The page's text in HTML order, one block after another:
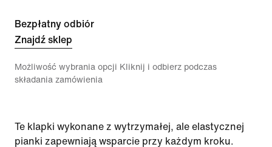
Bezpłatny odbiór
Znajdź sklep
Możliwość wybrania opcji Kliknij i odbierz podczas
składania zamówienia
Te klapki wykonane z wytrzymałej, ale elastycznej
pianki zapewniają wsparcie przy każdym kroku.